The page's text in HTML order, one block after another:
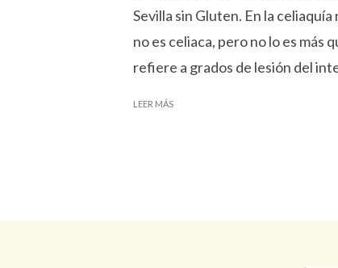
Sevilla sin Gluten. En la
no es celiaca, pero no lo es más
refiere a grados de lesión del
LEER MÁS